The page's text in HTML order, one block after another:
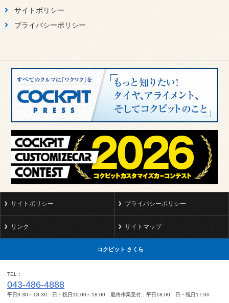
サイトポリシー
プライバシーポリシー
サイトポリシー プライバシーポリシー
リンク サイトマップ
コクピット さくら
TEL
043-486-4888
平日9:30～18:30 日・祝日10:00～18:00 最終作業受付：平日18:00 日・祝日17:00